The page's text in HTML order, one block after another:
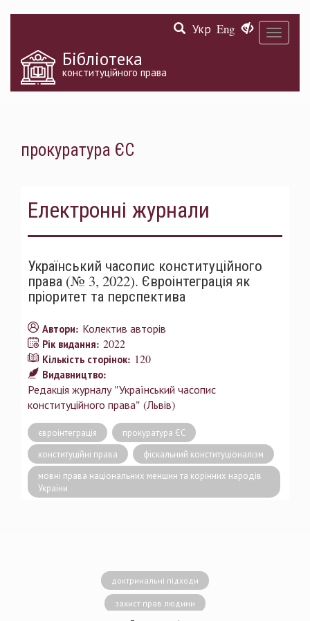
Toggle
Укр Eng
Бібліотека
конституційного права
прокуратура ЄС
Електронні журнали
Український часопис конституційного
права (№ 3, 2022). Євроінтеграція як
пріоритет та перспектива
Автори: Колектив авторів
Рік видання: 2022
Кількість сторінок: 120
Видавництво:
Редакція журналу "Український часопис
конституційного права" (Львів)
євроінтеграція
прокуратура ЄС
конституційні права
фіскальний конституціоналізм
мовні права національних меншин та корінних народів
України
доктринальні підходи
захист прав людини